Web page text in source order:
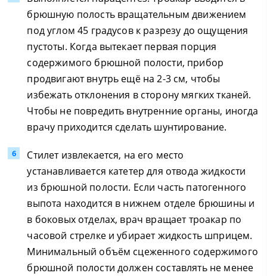
брюшную полость вращательным движением
под углом 45 градусов к разрезу до ощущения
пустоты. Когда вытекает первая порция
содержимого брюшной полости, прибор
продвигают внутрь ещё на 2-3 см, чтобы
избежать отклонения в сторону мягких тканей.
Чтобы не повредить внутренние органы, иногда
врачу приходится сделать шунтирование.
Стилет извлекается, на его место
устанавливается катетер для отвода жидкости
из брюшной полости. Если часть патогенного
выпота находится в нижнем отделе брюшины и
в боковых отделах, врач вращает троакар по
часовой стрелке и убирает жидкость шприцем.
Минимальный объём сцеженного содержимого
брюшной полости должен составлять не менее